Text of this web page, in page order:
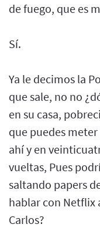
de fuego, que es
Sí.
Ya le decimos la
que sale, no no
en su casa,
que puedes
ahí y en
vueltas, Pues
saltando papers
hablar con Netflix
Carlos?